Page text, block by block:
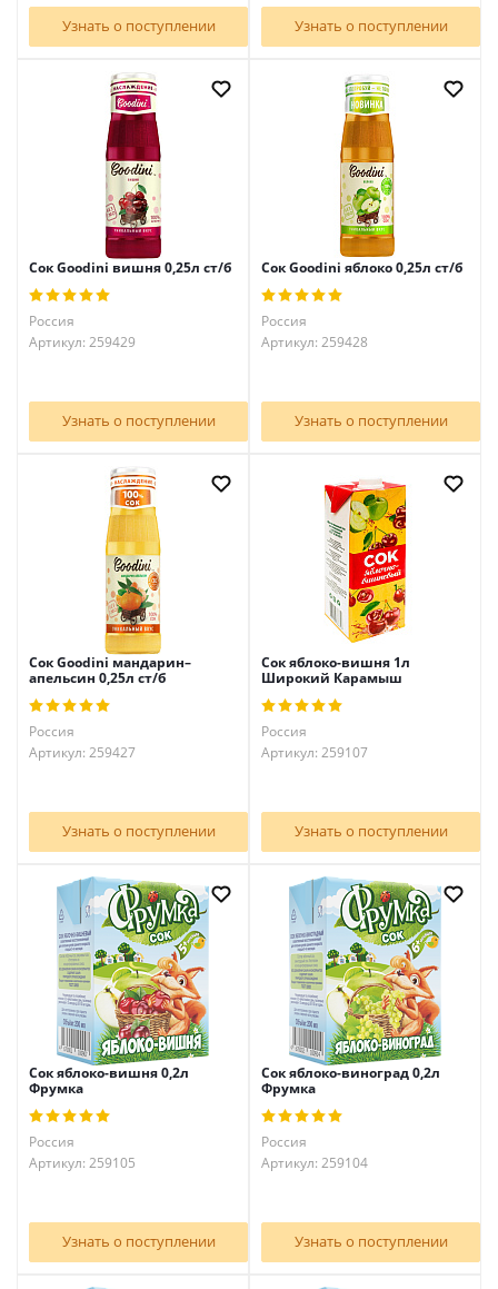
Узнать о поступлении Узнать о поступлении
Сок Goodini вишня 0,25л ст/б
Россия
Артикул: 259429
Узнать о поступлении
Сок Goodini яблоко 0,25л ст/б
Россия
Артикул: 259428
Узнать о поступлении
Сок Goodini мандарин–
апельсин 0,25л ст/б
Россия
Артикул: 259427
Узнать о поступлении
Сок яблоко-вишня 1л
Широкий Карамыш
Россия
Артикул: 259107
Узнать о поступлении
Сок яблоко-вишня 0,2л
Фрумка
Россия
Артикул: 259105
Узнать о поступлении
Сок яблоко-виноград 0,2л
Фрумка
Россия
Артикул: 259104
Узнать о поступлении